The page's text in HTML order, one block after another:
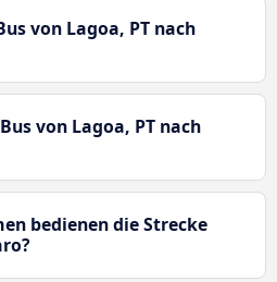
von Lagoa, PT nach
von Lagoa, PT nach
bedienen die Strecke